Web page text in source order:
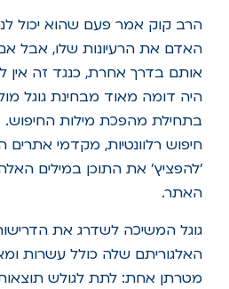
הרב קוק אמר פעם שהוא יכול
האדם את הרעיונות שלו, אבל
אותם בדרך אחרת, כנגד זה
היה דומה מאוד מבחינת גוגל
בתחילת מהפכת מילות
חיפוש רלוונטיות, מקדמי אתרים
'להפציץ' את התוכן במילים
האתר.
גוגל המשיכה לשדרג את
האלגוריתם שלה כולל עשרות
מטרתן אחת: לתת לגולש תוצאות